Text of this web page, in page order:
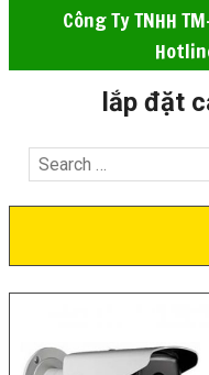
Công Ty TNHH
lắp đặt